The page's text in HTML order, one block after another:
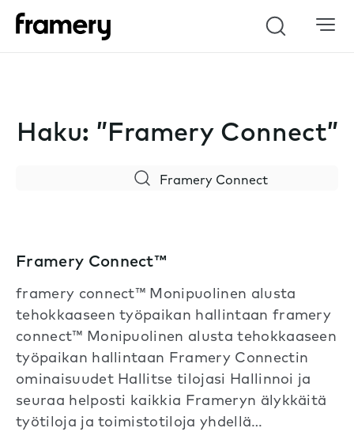
Haku
Haku: ”Framery Connect”
Framery Connect™
framery connect™ Monipuolinen alusta
tehokkaaseen työpaikan hallintaan framery
connect™ Monipuolinen alusta tehokkaaseen
työpaikan hallintaan Framery Connectin
ominaisuudet Hallitse tilojasi Hallinnoi ja
seuraa helposti kaikkia Frameryn älykkäitä
työtiloja ja toimistotiloja yhdellä…